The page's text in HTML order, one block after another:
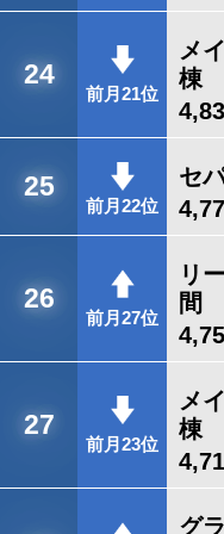
24
前月21位
メ
棟
25
前月22位
セ
26
前月27位
リ
間
27
前月23位
メ
棟
グ